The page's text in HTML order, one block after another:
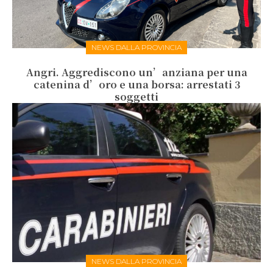
NEWS DALLA PROVINCIA
Angri. Aggrediscono un’anziana per una
catenina d’oro e una borsa: arrestati 3
soggetti
NEWS DALLA PROVINCIA